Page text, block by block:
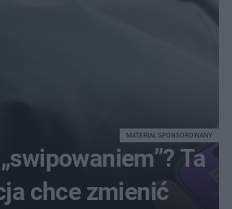
Ta
chce zmienić
MATERIAŁ SPONSOROWANY